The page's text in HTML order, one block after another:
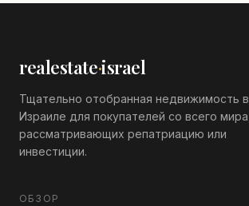
realestate·israel
Тщательно отобранная недвижимость в
Израиле для покупателей со всего мира,
рассматривающих репатриацию или
инвестиции.
ОБЗОР